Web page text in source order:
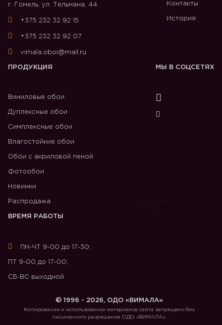
г. Гомель, ул. Тельмана, 44
+375 232 32 92 15
+375 232 32 92 07
vimala.oboi@mail.ru
Контакты
История
ПРОДУКЦИЯ
Виниловые обои
Дуплексные обои
Симплексные обои
Влагостойкие обои
Обои с акриловой пеной
Фотообои
Новинки
Распродажа
МЫ В СОЦСЕТЯХ
ВРЕМЯ РАБОТЫ
ПН-ЧТ 9-00 до 17-30;
ПТ 9-00 до 17-00;
СБ-ВС выходной
© 1996 - 2026, ОДО «ВИМАЛА»
Копирование и использование материалов сайта запрещено без
письменного разрешения ОДО «ВИМАЛА».